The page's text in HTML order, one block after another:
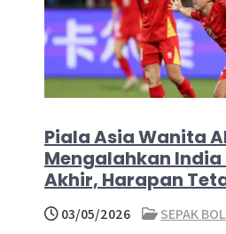
Piala Asia Wanita
Mengalahkan India
Akhir, Harapan
03/05/2026
SEPAK